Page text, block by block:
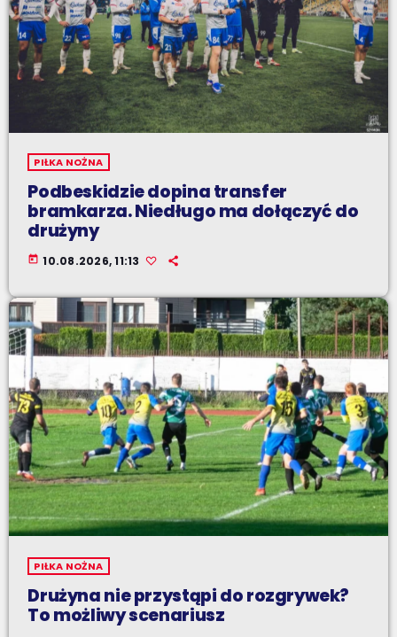
PIŁKA NOŻNA
Podbeskidzie dopina transfer
bramkarza. Niedługo ma dołączyć do
drużyny
today 10.08.2026, 11:13
PIŁKA NOŻNA
Drużyna nie przystąpi do rozgrywek?
To możliwy scenariusz